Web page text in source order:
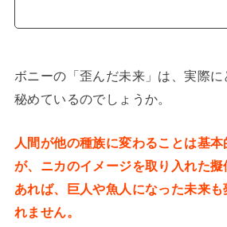
ボニーの「歪んだ未来」は、実際
秘めているのでしょうか。
人間が他の種族に変わることは基
が、ニカのイメージを取り入れた
あれば、巨人や魚人になった未来
れません。